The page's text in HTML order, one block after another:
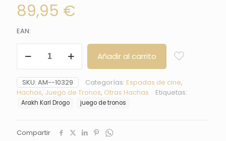
89,95 €
EAN:
Arakh
Drogo,
replica
No
oficial
de
Añadir al carrito
SKU: AM--10329 Categorías: Espadas de cine,
Hachas, Juego de Tronos, Otras Hachas Etiquetas:
Arakh Karl Drogo juego de tronos
Compartir